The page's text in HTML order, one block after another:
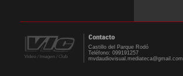
Contacto
Castillo del Parque Rodó
Teléfono: 099191257
mvdaudiovisual.mediateca@gmail.com